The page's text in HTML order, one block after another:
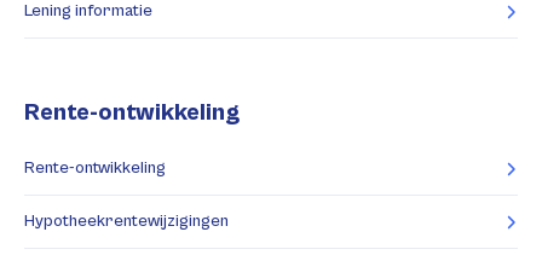
Lening informatie
Rente-ontwikkeling
Rente-ontwikkeling
Hypotheekrentewijzigingen